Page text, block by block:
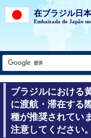
在ブラジル日
Embaixada do Japão
ブラジルにおける
に渡航・滞在する
種が推奨されてい
注意してください